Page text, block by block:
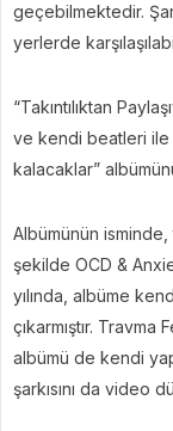
geçebilmektedir.
yerlerde
“Takıntılıktan
ve kendi beatleri ile
kalacaklar”
Albümünün isminde,
şekilde OCD &
yılında, albüme
çıkarmıştır. Travma
albümü de kendi
şarkısını da video